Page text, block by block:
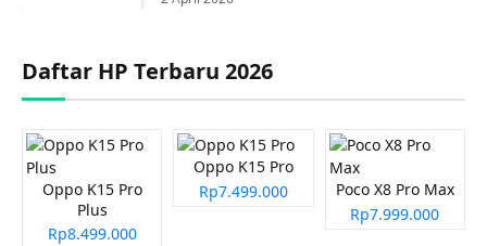
Daftar HP Terbaru 2026
Oppo K15 Pro
Plus
Rp8.499.000
Oppo K15 Pro
Rp7.499.000
Poco X8 Pro Max
Rp7.999.000